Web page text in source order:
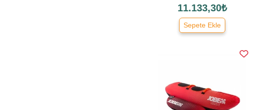
11.133,30₺
Sepete Ekle